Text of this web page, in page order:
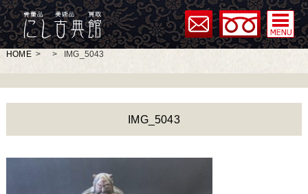
HOME> > IMG_5043
IMG_5043